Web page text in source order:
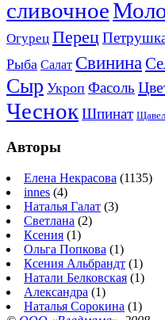
сливочное
Огурец Перец
Рыба Салат Свинина
Сыр Укроп Фасоль
ЧеснокШпинат
Авторы
Елена Некрасова (1135)
innes (4)
Наталья Галат (3)
Светлана (2)
Ксения (1)
Ольга Попкова (1)
Ксения Альбрандт (1)
Натали Белковская (1)
Александра (1)
Наталья Сорокина (1)